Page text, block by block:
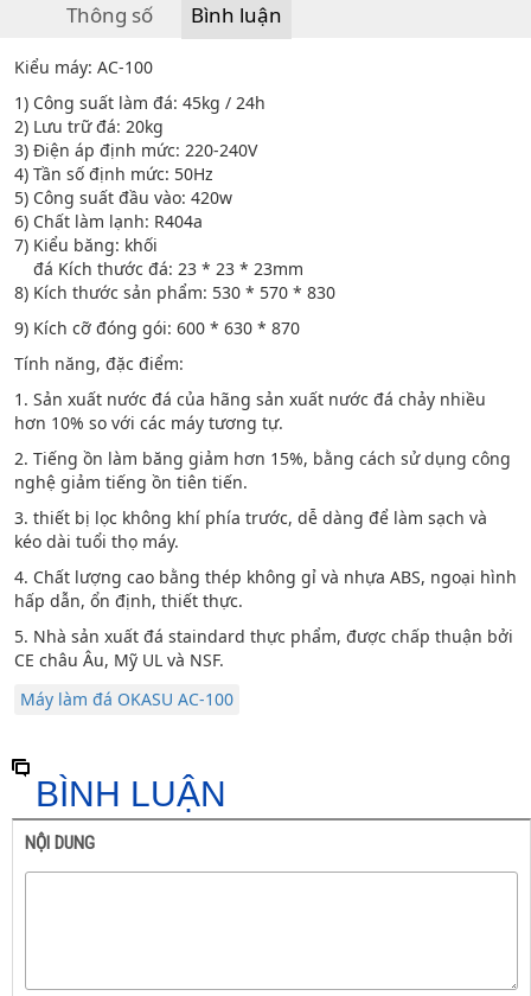
Thông số Bình luận
Kiểu máy: AC-100
1) Công suất làm đá: 45kg / 24h
2) Lưu trữ đá: 20kg
3) Điện áp định mức: 220-240V
4) Tần số định mức: 50Hz
5) Công suất đầu vào: 420w
6) Chất làm lạnh: R404a
7) Kiểu băng: khối
đá Kích thước đá: 23 * 23 * 23mm
8) Kích thước sản phẩm: 530 * 570 * 830
9) Kích cỡ đóng gói: 600 * 630 * 870
Tính năng, đặc điểm:
1. Sản xuất nước đá của hãng sản xuất nước đá chảy nhiều
hơn 10% so với các máy tương tự.
2. Tiếng ồn làm băng giảm hơn 15%, bằng cách sử dụng công
nghệ giảm tiếng ồn tiên tiến.
3. thiết bị lọc không khí phía trước, dễ dàng để làm sạch và
kéo dài tuổi thọ máy.
4. Chất lượng cao bằng thép không gỉ và nhựa ABS, ngoại hình
hấp dẫn, ổn định, thiết thực.
5. Nhà sản xuất đá staindard thực phẩm, được chấp thuận bởi
CE châu Âu, Mỹ UL và NSF.
Máy làm đá OKASU AC-100
BÌNH LUẬN
NỘI DUNG